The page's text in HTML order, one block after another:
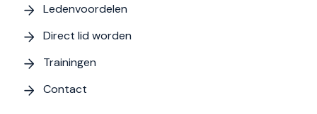
Ledenvoordelen
Direct lid worden
Trainingen
Contact